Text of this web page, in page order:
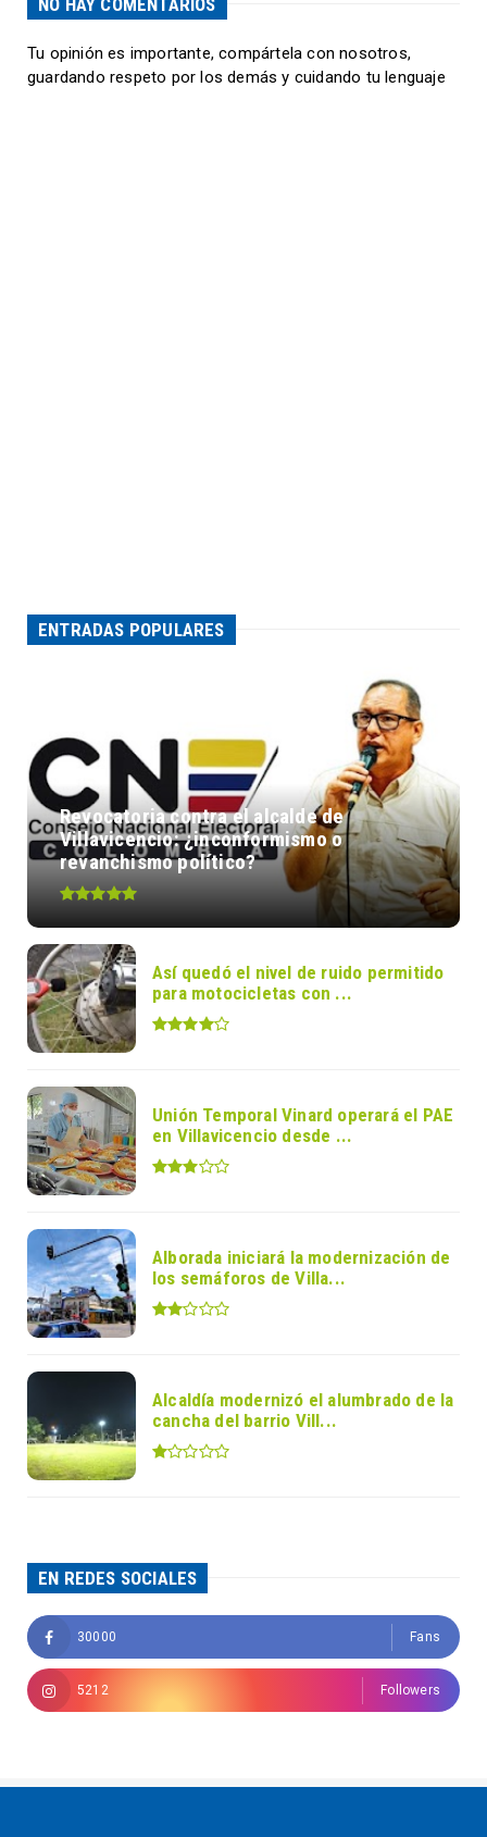
Tu opinión es importante, compártela con nosotros,
guardando respeto por los demás y cuidando tu lenguaje
ENTRADAS POPULARES
Revocatoria contra el alcalde de
Villavicencio: ¿inconformismo o
revanchismo político?
Así quedó el nivel de ruido permitido
para motocicletas con ...
Unión Temporal Vinard operará el PAE
en Villavicencio desde ...
Alborada iniciará la modernización de
los semáforos de Villa...
Alcaldía modernizó el alumbrado de la
cancha del barrio Vill...
EN REDES SOCIALES
30000 Fans
5212 Followers